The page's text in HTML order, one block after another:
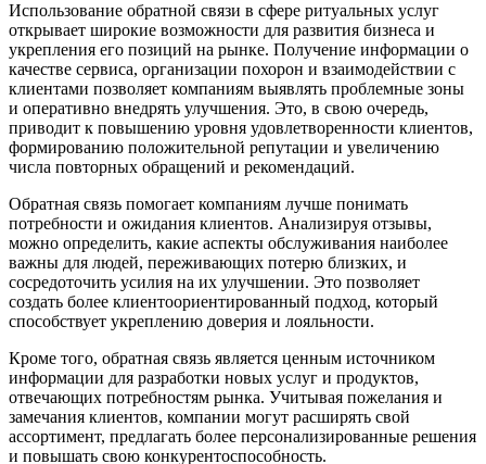
Использование обратной связи в сфере ритуальных услуг
открывает широкие возможности для развития бизнеса и
укрепления его позиций на рынке. Получение информации о
качестве сервиса, организации похорон и взаимодействии с
клиентами позволяет компаниям выявлять проблемные зоны
и оперативно внедрять улучшения. Это, в свою очередь,
приводит к повышению уровня удовлетворенности клиентов,
формированию положительной репутации и увеличению
числа повторных обращений и рекомендаций.
Обратная связь помогает компаниям лучше понимать
потребности и ожидания клиентов. Анализируя отзывы,
можно определить, какие аспекты обслуживания наиболее
важны для людей, переживающих потерю близких, и
сосредоточить усилия на их улучшении. Это позволяет
создать более клиентоориентированный подход, который
способствует укреплению доверия и лояльности.
Кроме того, обратная связь является ценным источником
информации для разработки новых услуг и продуктов,
отвечающих потребностям рынка. Учитывая пожелания и
замечания клиентов, компании могут расширять свой
ассортимент, предлагать более персонализированные решения
и повышать свою конкурентоспособность.